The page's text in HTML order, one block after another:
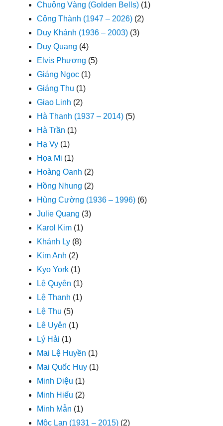
Chuông Vàng (Golden Bells) (1)
Công Thành (1947 – 2026) (2)
Duy Khánh (1936 – 2003) (3)
Duy Quang (4)
Elvis Phương (5)
Giáng Ngọc (1)
Giáng Thu (1)
Giao Linh (2)
Hà Thanh (1937 – 2014) (5)
Hà Trần (1)
Hạ Vy (1)
Họa Mi (1)
Hoàng Oanh (2)
Hồng Nhung (2)
Hùng Cường (1936 – 1996) (6)
Julie Quang (3)
Karol Kim (1)
Khánh Ly (8)
Kim Anh (2)
Kyo York (1)
Lệ Quyên (1)
Lệ Thanh (1)
Lệ Thu (5)
Lê Uyên (1)
Lý Hải (1)
Mai Lệ Huyền (1)
Mai Quốc Huy (1)
Minh Diệu (1)
Minh Hiếu (2)
Minh Mẫn (1)
Mộc Lan (1931 – 2015) (2)